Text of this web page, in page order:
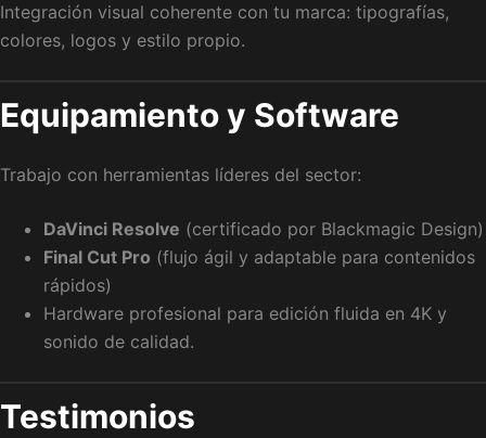
Integración visual coherente con tu marca: tipografías,
colores, logos y estilo propio.
Equipamiento y Software
Trabajo con herramientas líderes del sector:
DaVinci Resolve (certificado por Blackmagic Design)
Final Cut Pro (flujo ágil y adaptable para contenidos
rápidos)
Hardware profesional para edición fluida en 4K y
sonido de calidad.
Testimonios